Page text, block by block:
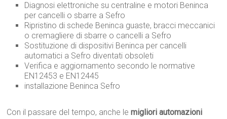
Diagnosi elettroniche su centraline e motori Beninca
per cancelli o sbarre a Sefro
Ripristino di schede Beninca guaste, bracci meccanici
o cremagliere di sbarre o cancelli a Sefro
Sostituzione di dispositivi Beninca per cancelli
automatici a Sefro diventati obsoleti
Verifica e aggiornamento secondo le normative
EN12453 e EN12445
installazione Beninca Sefro
Con il passare del tempo, anche lemigliori automazioni